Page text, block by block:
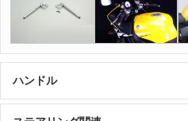
ハンドル